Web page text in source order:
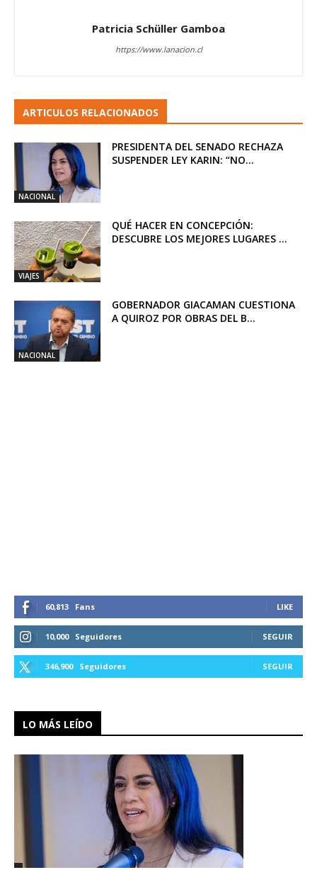
Patricia Schüller Gamboa
https://www.lanacion.cl
ARTICULOS RELACIONADOS
NACIONAL
PRESIDENTA DEL SENADO RECHAZA
SUSPENDER LEY KARIN: “NO...
VIAJES
QUÉ HACER EN CONCEPCIÓN:
DESCUBRE LOS MEJORES LUGARES ...
NACIONAL
GOBERNADOR GIACAMAN CUESTIONA
A QUIROZ POR OBRAS DEL B...
60,813 Fans LIKE
10,000 Seguidores SEGUIR
346,900 Seguidores SEGUIR
LO MÁS LEÍDO